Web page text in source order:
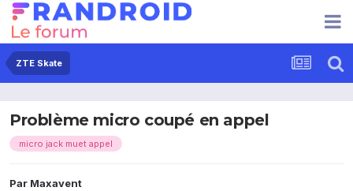
ZTE Skate
Problème micro coupé en appel
micro jack muet appel
Par Maxavent